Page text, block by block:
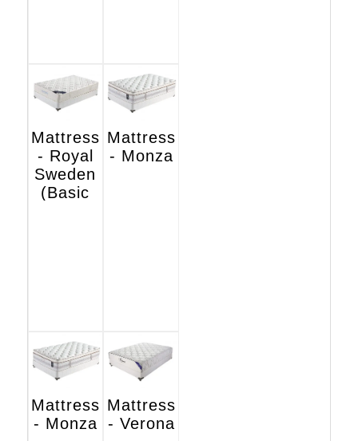
Mattress
- Royal
Sweden
(Basic
Mattress
- Monza
Mattress
- Monza
Mattress
- Verona